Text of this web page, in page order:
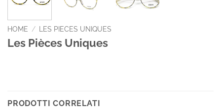
HOME / LES PIECES UNIQUES
Les Pièces Uniques
PRODOTTI CORRELATI